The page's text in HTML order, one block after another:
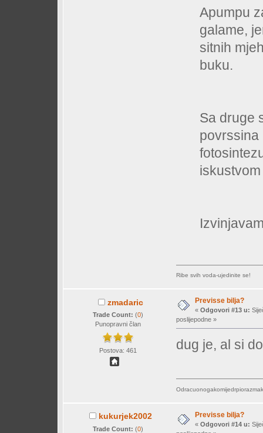
Apumpu
galame,
sitnih
buku.
Sa druge
povrssina
Ribe svih voda-ujedinite se!
zmadaric
Trade Count: (0)
Punopravni član
Postova: 461
Previsse bilja?
« Odgovori #13 u:
poslijepodne »
dug je, al si
kukurjek2002
Trade Count: (0)
Previsse bilja?
« Odgovori #14 u: